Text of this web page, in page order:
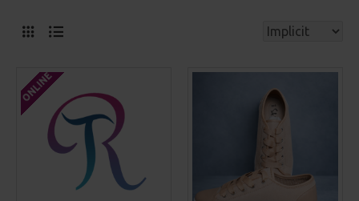
ONLINE